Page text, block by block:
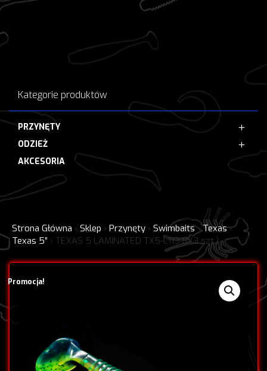
Kategorie produktów
PRZYNĘTY
ODZIEŻ
AKCESORIA
Strona Główna › Sklep › Przynęty › Swimbaits › Texas ›
Texas 5” › TEXAS 5 LAMINATED TX5-L113-B (3 szt.)
Promocja!